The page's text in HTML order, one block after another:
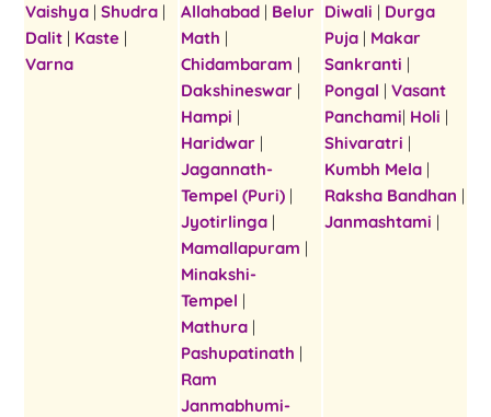
Vaishya | Shudra |
Dalit | Kaste |
Varna
Allahabad | Belur
Math |
Chidambaram |
Dakshineswar |
Hampi |
Haridwar |
Jagannath-
Tempel (Puri) |
Jyotirlinga |
Mamallapuram |
Minakshi-
Tempel |
Mathura |
Pashupatinath |
Ram
Janmabhumi-
Diwali | Durga
Puja | Makar
Sankranti |
Pongal | Vasant
Panchami| Holi |
Shivaratri |
Kumbh Mela |
Raksha Bandhan |
Janmashtami |